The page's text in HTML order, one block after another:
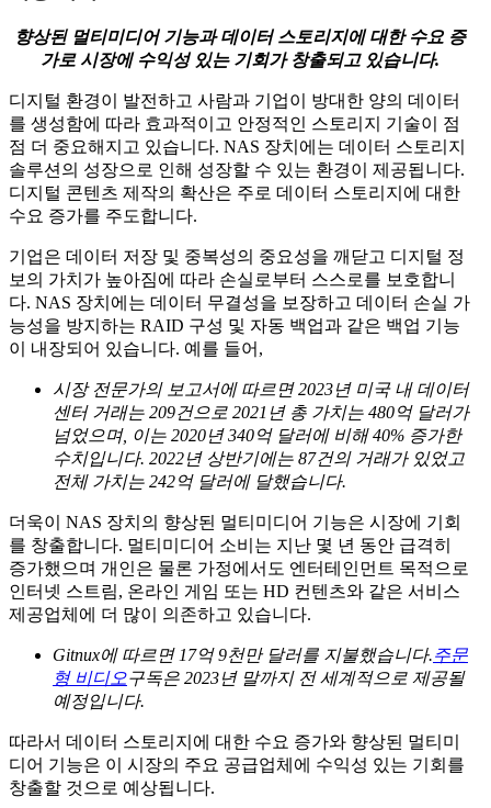
향상된 멀티미디어 기능과 데이터 스토리지에 대한 수요 증
가로 시장에 수익성 있는 기회가 창출되고 있습니다.
디지털 환경이 발전하고 사람과 기업이 방대한 양의 데이터
를 생성함에 따라 효과적이고 안정적인 스토리지 기술이 점
점 더 중요해지고 있습니다. NAS 장치에는 데이터 스토리지
솔루션의 성장으로 인해 성장할 수 있는 환경이 제공됩니다.
디지털 콘텐츠 제작의 확산은 주로 데이터 스토리지에 대한
수요 증가를 주도합니다.
기업은 데이터 저장 및 중복성의 중요성을 깨닫고 디지털 정
보의 가치가 높아짐에 따라 손실로부터 스스로를 보호합니
다. NAS 장치에는 데이터 무결성을 보장하고 데이터 손실 가
능성을 방지하는 RAID 구성 및 자동 백업과 같은 백업 기능
이 내장되어 있습니다. 예를 들어,
시장 전문가의 보고서에 따르면 2023년 미국 내 데이터
센터 거래는 209건으로 2021년 총 가치는 480억 달러가
넘었으며, 이는 2020년 340억 달러에 비해 40% 증가한
수치입니다. 2022년 상반기에는 87건의 거래가 있었고
전체 가치는 242억 달러에 달했습니다.
더욱이 NAS 장치의 향상된 멀티미디어 기능은 시장에 기회
를 창출합니다. 멀티미디어 소비는 지난 몇 년 동안 급격히
증가했으며 개인은 물론 가정에서도 엔터테인먼트 목적으로
인터넷 스트림, 온라인 게임 또는 HD 컨텐츠와 같은 서비스
제공업체에 더 많이 의존하고 있습니다.
Gitnux에 따르면 17억 9천만 달러를 지불했습니다.주문
형 비디오구독은 2023년 말까지 전 세계적으로 제공될
예정입니다.
따라서 데이터 스토리지에 대한 수요 증가와 향상된 멀티미
디어 기능은 이 시장의 주요 공급업체에 수익성 있는 기회를
창출할 것으로 예상됩니다.